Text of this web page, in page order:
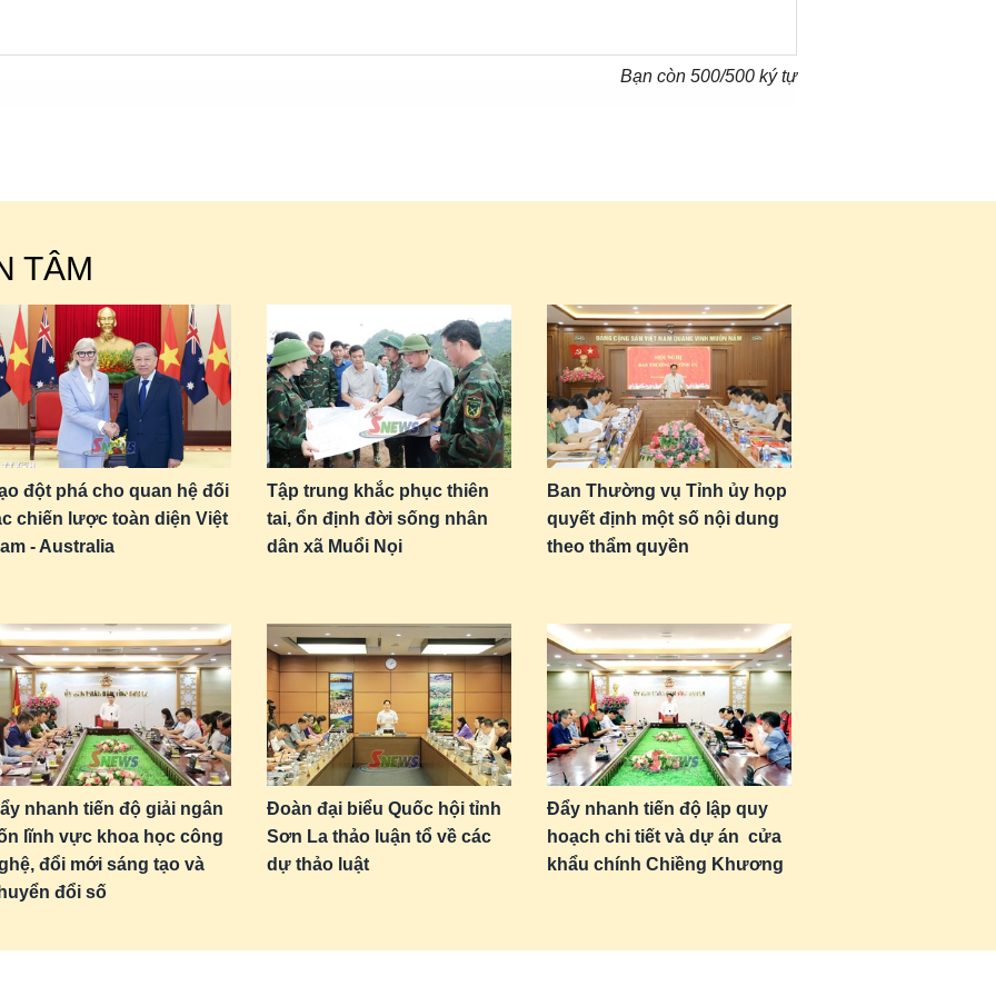
Bạn còn 500/500 ký tự
TÂM
đột phá cho quan hệ đối
chiến lược toàn diện Việt
- Australia
Tập trung khắc phục thiên
tai, ổn định đời sống nhân
dân xã Muổi Nọi
Ban Thường vụ Tỉnh ủy họp
quyết định một số nội dung
theo thẩm quyền
nhanh tiến độ giải ngân
lĩnh vực khoa học công
đổi mới sáng tạo và
đổi số
Đoàn đại biểu Quốc hội tỉnh
Sơn La thảo luận tổ về các
dự thảo luật
Đẩy nhanh tiến độ lập quy
hoạch chi tiết và dự án cửa
khẩu chính Chiềng Khương